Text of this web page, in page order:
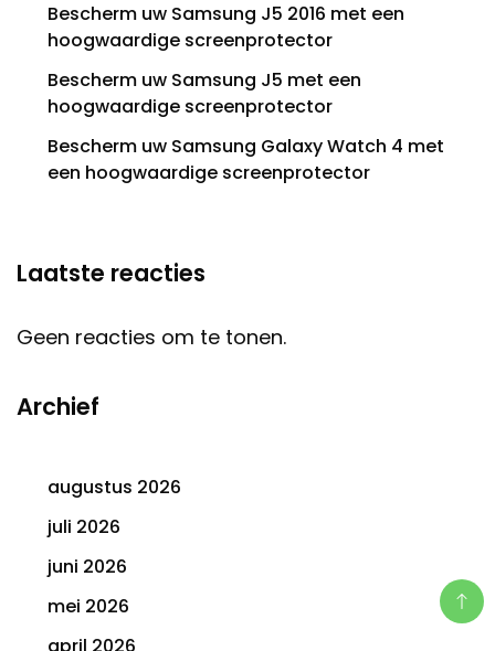
Bescherm uw Samsung J5 2016 met een
hoogwaardige screenprotector
Bescherm uw Samsung J5 met een
hoogwaardige screenprotector
Bescherm uw Samsung Galaxy Watch 4 met
een hoogwaardige screenprotector
Laatste reacties
Geen reacties om te tonen.
Archief
augustus 2026
juli 2026
juni 2026
mei 2026